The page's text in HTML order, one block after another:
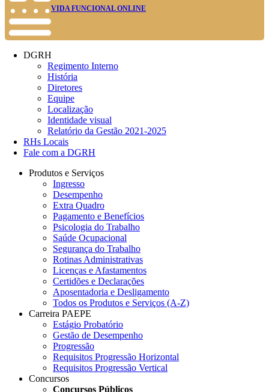
VIDA FUNCIONAL ONLINE
DGRH
Regimento Interno
História
Diretores
Equipe
Localização
Identidade visual
Relatório da Gestão 2021-2025
RHs Locais
Fale com a DGRH
Produtos e Serviços
Ingresso
Desempenho
Extra Quadro
Pagamento e Benefícios
Psicologia do Trabalho
Saúde Ocupacional
Segurança do Trabalho
Rotinas Administrativas
Licenças e Afastamentos
Certidões e Declarações
Aposentadoria e Desligamento
Todos os Produtos e Serviços (A-Z)
Carreira PAEPE
Estágio Probatório
Gestão de Desempenho
Progressão
Requisitos Progressão Horizontal
Requisitos Progressão Vertical
Concursos
Concursos Públicos